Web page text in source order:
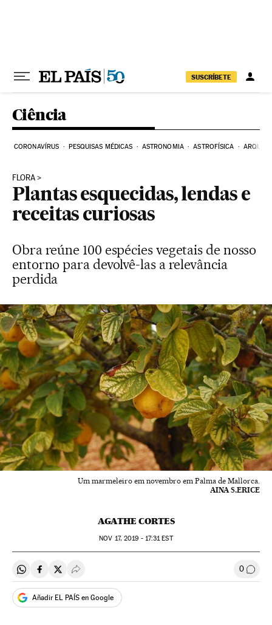
SUSCRÍBETE
Ciência
CORONAVÍRUS PESQUISAS MÉDICAS ASTRONOMIA ASTROFÍSICA
FLORA
Plantas esquecidas, lendas e
receitas curiosas
Obra reúne 100 espécies vegetais de nosso
entorno para devolvê-las a relevância
perdida
Um marmeleiro em novembro em Palma de Mallorca.
AINA S.ERICE
AGATHE CORTES
NOV 17, 2019 - 17:31EST
Compartir en Whatsapp
Compartir en Facebook
Compartir en Twitter
Desplegar Redes Sociales 0
Añadir EL PAÍS en Google